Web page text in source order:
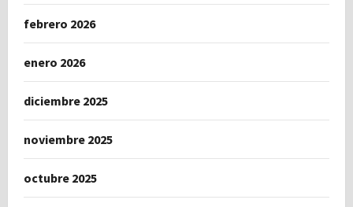
febrero 2026
enero 2026
diciembre 2025
noviembre 2025
octubre 2025